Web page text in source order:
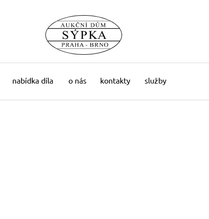
nabídka díla o nás kontakty služby